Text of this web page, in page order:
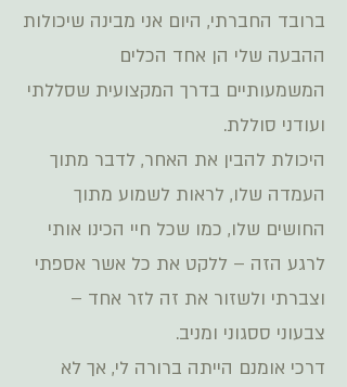
ברובד החברתי, היום אני מבינה שיכולות
ההבעה שלי הן אחד הכלים
המשמעותיים בדרך המקצועית שסללתי
ועודני סוללת.
היכולת להבין את האחר, לדבר מתוך
העמדה שלו, לראות לשמוע מתוך
החושים שלו, כמו שכל חיי הכינו אותי
לרגע הזה – ללקט את כל אשר אספתי
וצברתי ולשזור את זה לזר אחד –
צבעוני ססגוני ומניב.
דרכי אומנם הייתה ברורה לי, אך לא